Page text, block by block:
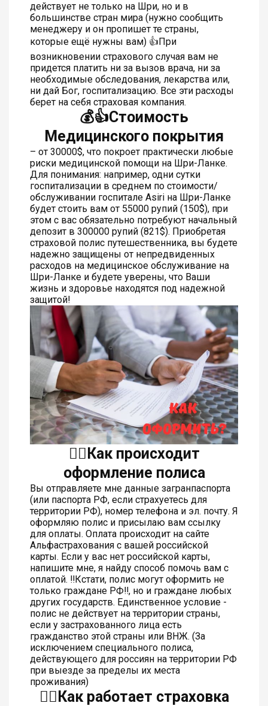
действует не только на Шри, но и в
большинстве стран мира (нужно сообщить
менеджеру и он пропишет те страны,
которые ещё нужны вам) 👍При
возникновении страхового случая вам не
придется платить ни за вызов врача, ни за
необходимые обследования, лекарства или,
ни дай Бог, госпитализацию. Все эти расходы
берет на себя страховая компания.
💰👍Стоимость
Медицинского покрытия
– от 30000$, что покроет практически любые
риски медицинской помощи на Шри-Ланке.
Для понимания: например, одни сутки
госпитализации в среднем по стоимости/
обслуживании госпитале Asiri на Шри-Ланке
будет стоить вам от 55000 рупий (150$), при
этом с вас обязательно потребуют начальный
депозит в 300000 рупий (821$). Приобретая
страховой полис путешественника, вы будете
надежно защищены от непредвиденных
расходов на медицинское обслуживание на
Шри-Ланке и будете уверены, что Ваши
жизнь и здоровье находятся под надежной
защитой!
👆🏻Как происходит
оформление полиса
Вы отправляете мне данные загранпаспорта
(или паспорта РФ, если страхуетесь для
территории РФ), номер телефона и эл. почту. Я
оформляю полис и присылаю вам ссылку
для оплаты. Оплата происходит на сайте
Альфастрахования с вашей российской
карты. Если у вас нет российской карты,
напишите мне, я найду способ помочь вам с
оплатой. ‼️Кстати, полис могут оформить не
только граждане РФ‼️, но и граждане любых
других государств. Единственное условие -
полис не действует на территории страны,
если у застрахованного лица есть
гражданство этой страны или ВНЖ. (За
исключением специального полиса,
действующего для россиян на территории РФ
при выезде за пределы их места
проживания)
👆🏻Как работает страховка